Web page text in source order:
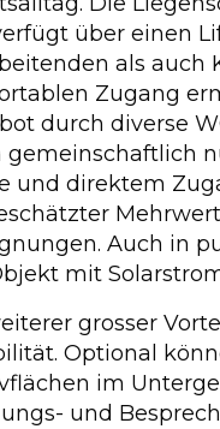
über einen
als auch
Zugang
durch diverse
gemeinschaftlich
und direktem
Auch in
mit
grosser
Optional
im
und